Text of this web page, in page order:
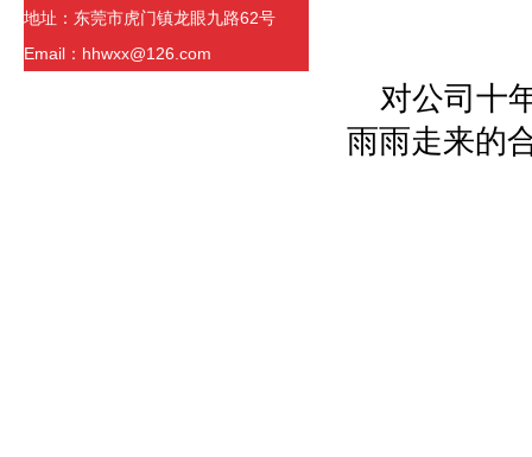
地址：东莞市虎门镇龙眼九路62号
Email：hhwxx@126.com
对公司十
雨雨走来的